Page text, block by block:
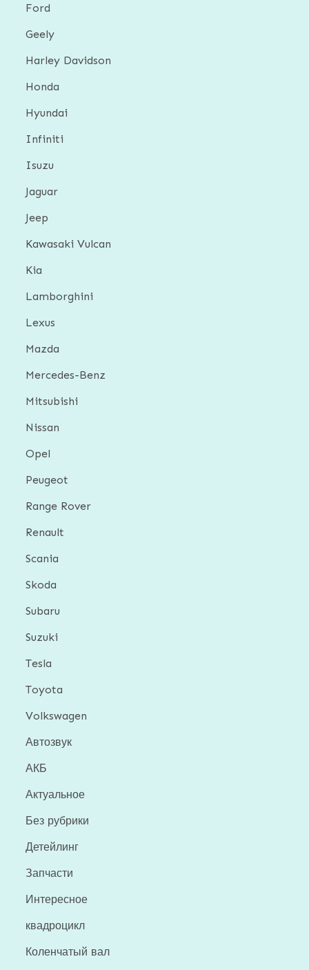
Ford
Geely
Harley Davidson
Honda
Hyundai
Infiniti
Isuzu
Jaguar
Jeep
Kawasaki Vulcan
Kia
Lamborghini
Lexus
Mazda
Mercedes-Benz
Mitsubishi
Nissan
Opel
Peugeot
Range Rover
Renault
Scania
Skoda
Subaru
Suzuki
Tesla
Toyota
Volkswagen
Автозвук
АКБ
Актуальное
Без рубрики
Детейлинг
Запчасти
Интересное
квадроцикл
Коленчатый вал